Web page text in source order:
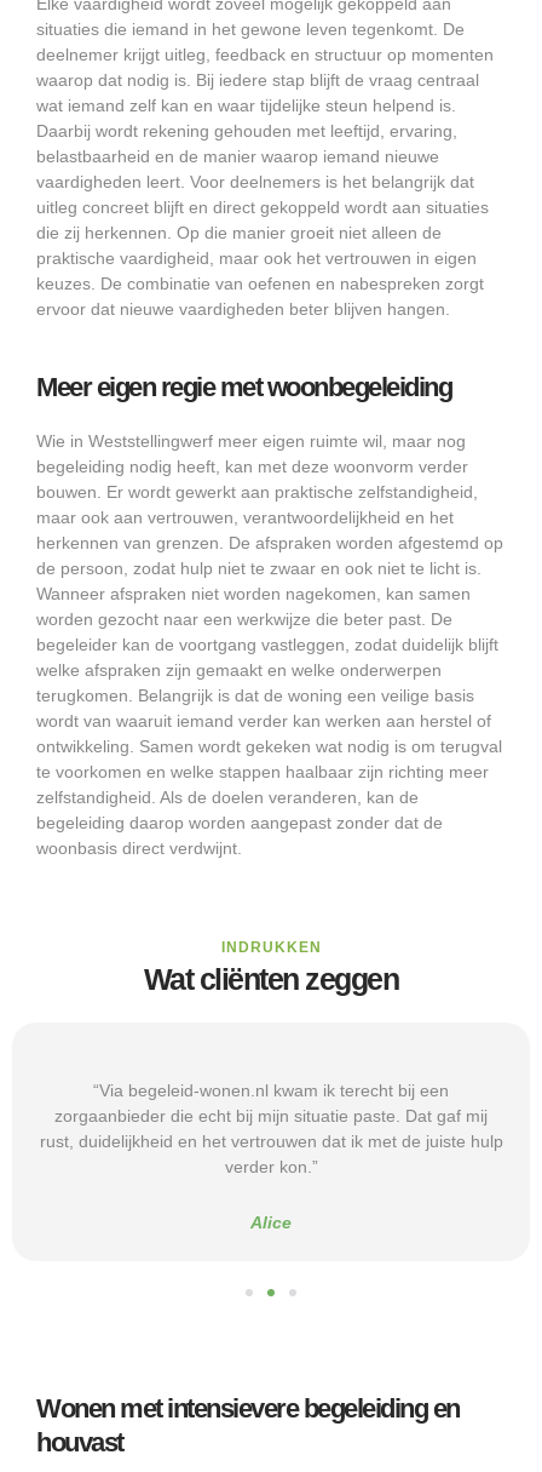
Elke vaardigheid wordt zoveel mogelijk gekoppeld aan
situaties die iemand in het gewone leven tegenkomt. De
deelnemer krijgt uitleg, feedback en structuur op momenten
waarop dat nodig is. Bij iedere stap blijft de vraag centraal
wat iemand zelf kan en waar tijdelijke steun helpend is.
Daarbij wordt rekening gehouden met leeftijd, ervaring,
belastbaarheid en de manier waarop iemand nieuwe
vaardigheden leert. Voor deelnemers is het belangrijk dat
uitleg concreet blijft en direct gekoppeld wordt aan situaties
die zij herkennen. Op die manier groeit niet alleen de
praktische vaardigheid, maar ook het vertrouwen in eigen
keuzes. De combinatie van oefenen en nabespreken zorgt
ervoor dat nieuwe vaardigheden beter blijven hangen.
Meer eigen regie met woonbegeleiding
Wie in Weststellingwerf meer eigen ruimte wil, maar nog
begeleiding nodig heeft, kan met deze woonvorm verder
bouwen. Er wordt gewerkt aan praktische zelfstandigheid,
maar ook aan vertrouwen, verantwoordelijkheid en het
herkennen van grenzen. De afspraken worden afgestemd op
de persoon, zodat hulp niet te zwaar en ook niet te licht is.
Wanneer afspraken niet worden nagekomen, kan samen
worden gezocht naar een werkwijze die beter past. De
begeleider kan de voortgang vastleggen, zodat duidelijk blijft
welke afspraken zijn gemaakt en welke onderwerpen
terugkomen. Belangrijk is dat de woning een veilige basis
wordt van waaruit iemand verder kan werken aan herstel of
ontwikkeling. Samen wordt gekeken wat nodig is om terugval
te voorkomen en welke stappen haalbaar zijn richting meer
zelfstandigheid. Als de doelen veranderen, kan de
begeleiding daarop worden aangepast zonder dat de
woonbasis direct verdwijnt.
INDRUKKEN
Wat cliënten zeggen
“Via begeleid-wonen.nl kwam ik terecht bij een
zorgaanbieder die echt bij mijn situatie paste. Dat gaf mij
rust, duidelijkheid en het vertrouwen dat ik met de juiste hulp
verder kon.”
Alice
Wonen met intensievere begeleiding en
houvast